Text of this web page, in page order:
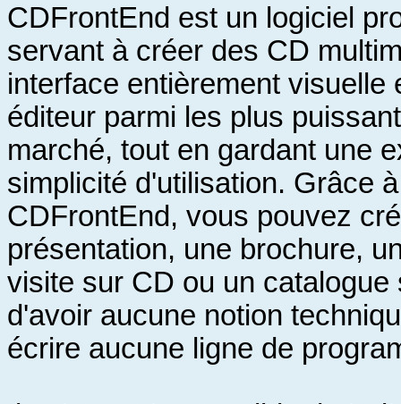
CDFrontEnd est un logiciel
servant à créer des CD
interface entièrement visuelle
éditeur parmi les plus
marché, tout en gardant une
simplicité d'utilisation. Grâce à
CDFrontEnd, vous pouvez
présentation, une brochure,
visite sur CD ou un catalogue
d'avoir aucune notion
écrire aucune ligne de